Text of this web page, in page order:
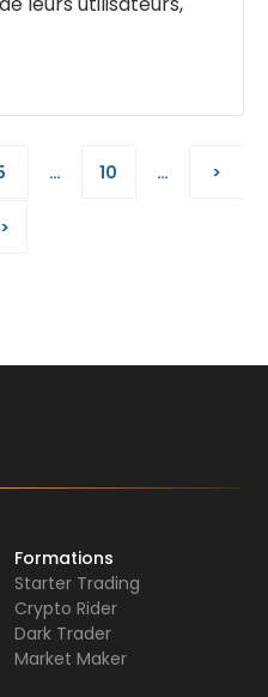
… 10 … >
Formations
Starter Trading
Crypto Rider
Dark Trader
Market Maker